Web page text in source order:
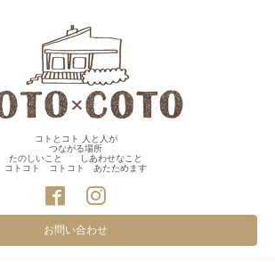
コトとコト 人と人が
つながる場所
たのしいこと しあわせなこと
コトコト コトコト あたためます
お問い合わせ